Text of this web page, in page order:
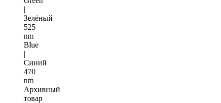
|
Зелёный
525
nm
Blue
|
Синий
470
nm
Архивный
товар